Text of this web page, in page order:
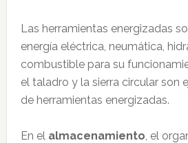
Las herramientas energizadas
energía eléctrica, neumática,
combustible para su
el taladro y la sierra circular son
de herramientas energizadas.
En el almacenamiento, el